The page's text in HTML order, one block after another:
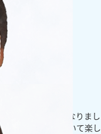
く解けるようになりまし
仲の良いお友達もいて楽し